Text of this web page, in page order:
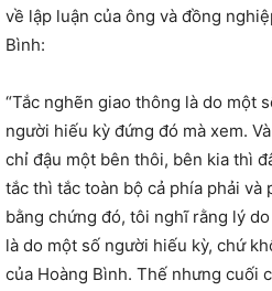
về lập luận của ông và đồng
Bình:
“Tắc nghẽn giao thông là do một
người hiếu kỳ đứng đó mà xem.
chỉ đậu một bên thôi, bên kia thì
tắc thì tắc toàn bộ cả phía phải và
bằng chứng đó, tôi nghĩ rằng lý
là do một số người hiếu kỳ, chứ
của Hoàng Bình. Thế nhưng cuối